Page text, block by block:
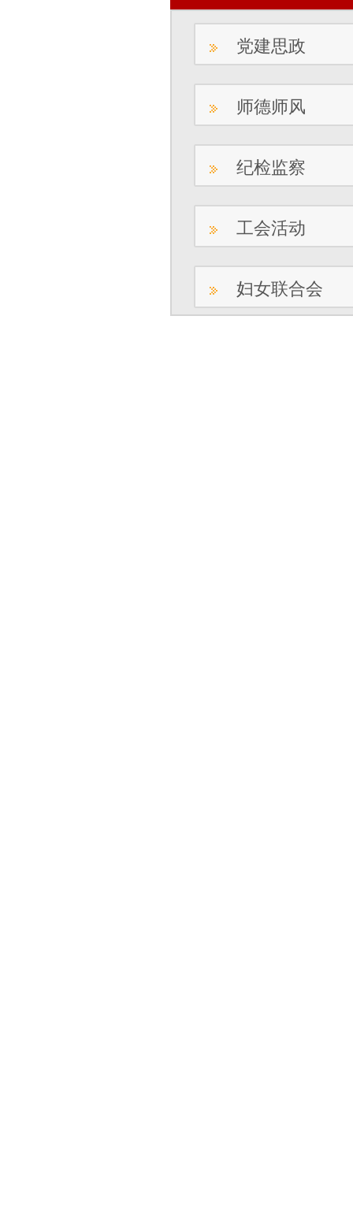
党建思政
师德师风
纪检监察
工会活动
妇女联合会